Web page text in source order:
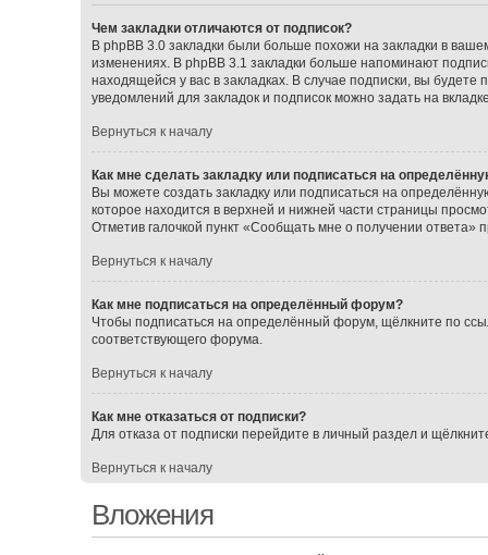
Чем закладки отличаются от подписок?
В phpBB 3.0 закладки были больше похожи на закладки в
изменениях. В phpBB 3.1 закладки больше напоминают
находящейся у вас в закладках. В случае подписки, вы
уведомлений для закладок и подписок можно задать на
Вернуться к началу
Как мне сделать закладку или подписаться на
Вы можете создать закладку или подписаться на
которое находится в верхней и нижней части страницы
Отметив галочкой пункт «Сообщать мне о получении
Вернуться к началу
Как мне подписаться на определённый форум?
Чтобы подписаться на определённый форум, щёлкните по
соответствующего форума.
Вернуться к началу
Как мне отказаться от подписки?
Для отказа от подписки перейдите в личный раздел и
Вернуться к началу
Вложения